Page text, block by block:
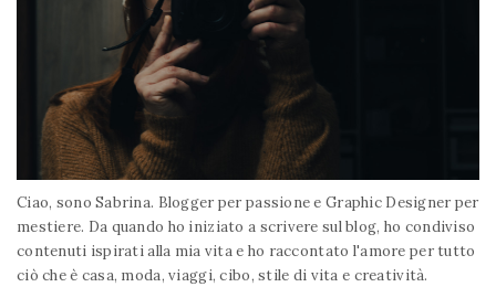
Ciao, sono Sabrina. Blogger per passione e Graphic Designer per
mestiere. Da quando ho iniziato a scrivere sul blog, ho condiviso
contenuti ispirati alla mia vita e ho raccontato l'amore per tutto
ciò che è casa, moda, viaggi, cibo, stile di vita e creatività.